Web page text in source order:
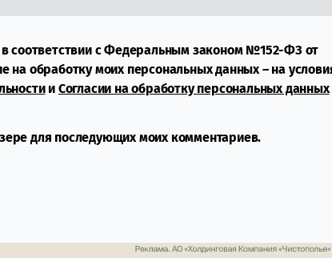
соответствии с Федеральным законом №152-ФЗ от
на обработку моих персональных данных – на
и Согласии на обработку персональных данных
для последующих моих комментариев.